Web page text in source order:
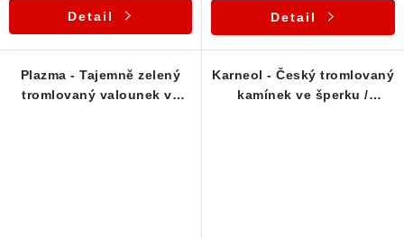
Detail Detail
Plazma - Tajemně zelený
tromlovaný valounek ve
Karneol - Český tromlovaný
kamínek ve šperku /